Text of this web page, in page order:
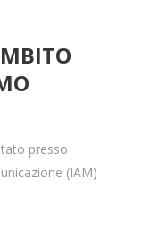
presso
(IAM)